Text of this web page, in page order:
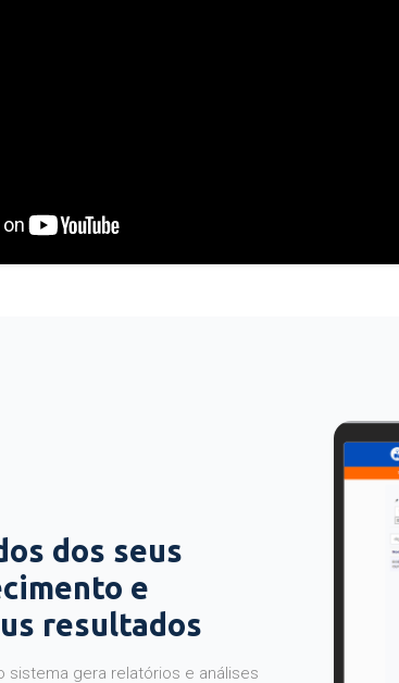
dos seus
e
resultados
gera relatórios e análises